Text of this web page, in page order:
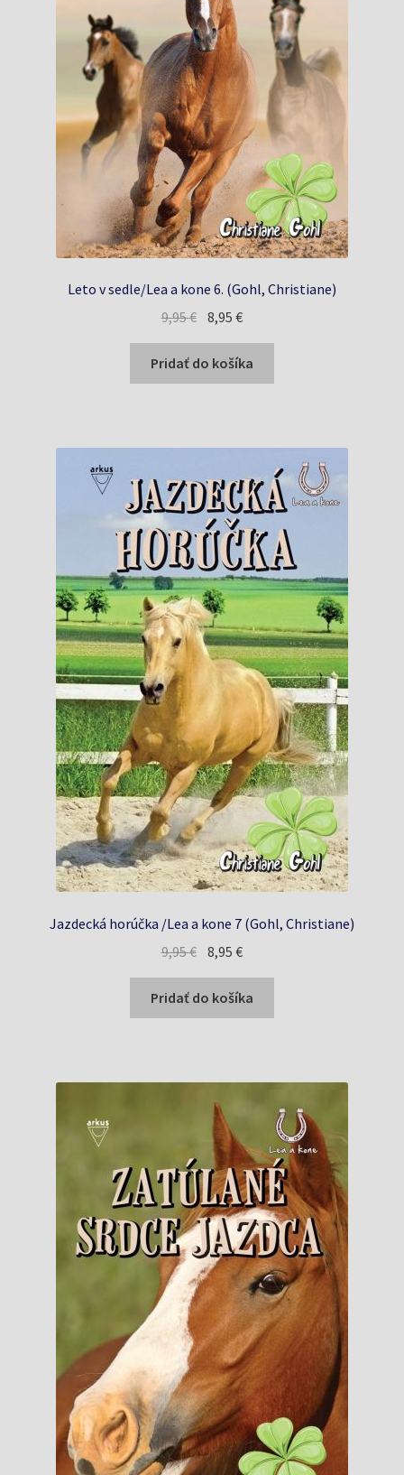
Leto v sedle/Lea a kone 6. (Gohl, Christiane)
9,95€ Pôvodná
cena
bola:
9,95 €.
8,95€Aktuálna
cena
je:
8,95 €.
Pridať do košíka
Jazdecká horúčka /Lea a kone 7 (Gohl, Christiane)
9,95€ Pôvodná
bola:
9,95 €.
8,95€Aktuálna
je:
8,95 €.
Pridať do košíka